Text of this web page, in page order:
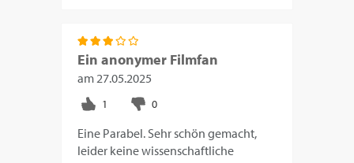
Ein anonymer Filmfan
am 27.05.2025
Eine Parabel. Sehr schön gemacht,
leider keine wissenschaftliche